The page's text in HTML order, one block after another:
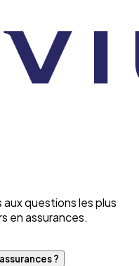
questions les plus
en assurances.
?